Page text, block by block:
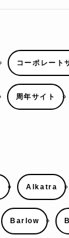
コーポレート
周年サイト
Alkatra
Barlow